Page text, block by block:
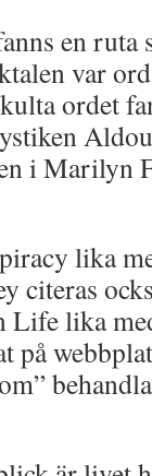
en
var
ordet
i Marilyn
lika
citeras
Life lika
på